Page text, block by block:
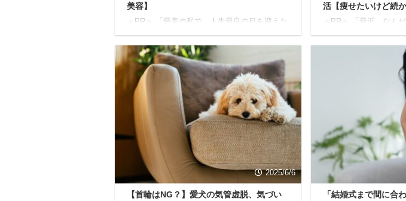
美容】
＜PR＞ 「最高の私で、人生最良の日を迎えた
備って、本当に大変ですよね...。 ドレス選
び、式場の手配、ゲストリストの作成…やる
ことが山積みで、気づけば自分のケアは後回
しになりがち。 悩んでいる人このままで、憧
れのドレスを素敵に着こなせるかな…？写真
で後悔しない最高の笑顔を残せるか不安... そ
んな不安や焦りを感じているあなたに、ぜひ
知ってほしいことがあります。 それは、短期
間で内側から輝く美しさを引き出すための、
とっておきの秘策「酵素ドリンクを使ったフ
ァスティ ...
活【痩せたいけど続か
＜PR＞ 「最近、なん
ンが気になってしまう
指したいけど、なかな
あなたがこのようなお
ら、それは体からのサ
日々の生活で知らず知
だ不要なものをリセッ
取り戻すために、今「
な注目を集めています
ドリンクがありますが
なのがViterra（ヴィテ
「本当に ...
2025/6/6
【首輪はNG？】愛犬の気管虚脱、気づい
「結婚式まで間に合